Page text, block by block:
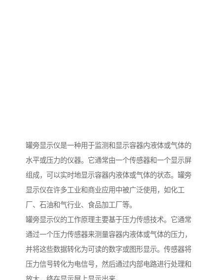
罐旁显示仪是一种用于监测和显示容器内液体或气体的
水平或压力的仪器。它通常由一个传感器和一个显示屏
组成，可以实时地显示容器内液体或气体的状态。罐旁
显示仪在许多工业和商业应用中被广泛使用，如化工
厂、石油和气行业、食品加工厂等。
罐旁显示仪的工作原理主要基于压力传感技术。它通常
通过一个压力传感器来测量容器内液体或气体的压力，
并将这些数据转化为可读的数字或图形显示。传感器将
压力信号转化为电信号，然后通过内部电路进行处理和